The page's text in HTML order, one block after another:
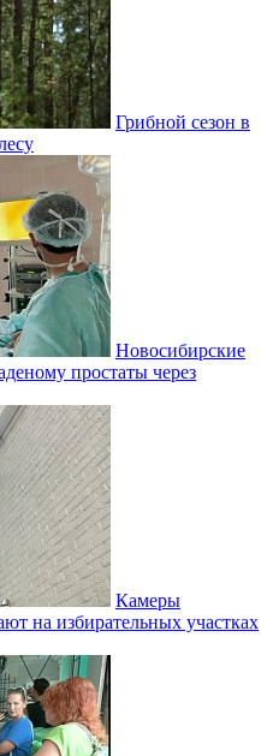
Грибной сезон в
Новосибирские
простаты через
Камеры
на избирательных участках